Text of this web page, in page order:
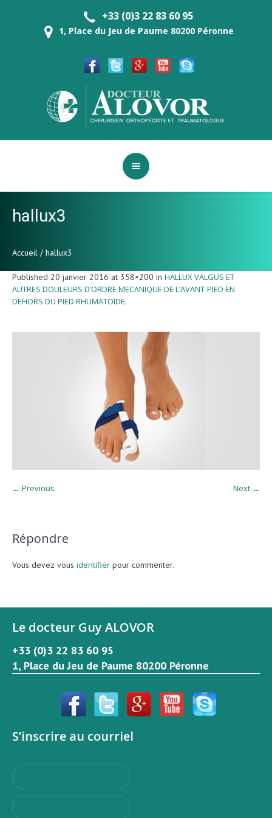
+33 (0)3 22 83 60 95
1, Place du Jeu de Paume 80200 Péronne
hallux3
Accueil /hallux3
Published 20 janvier 2016 at 358×200 in HALLUX VALGUS ET
AUTRES DOULEURS D’ORDRE MECANIQUE DE L’AVANT-PIED EN
DEHORS DU PIED RHUMATOIDE.
← Previous Next →
Répondre
Vous devez vous identifier pour commenter.
Le docteur Guy ALOVOR
+33 (0)3 22 83 60 95
1, Place du Jeu de Paume 80200 Péronne
S’inscrire au courriel